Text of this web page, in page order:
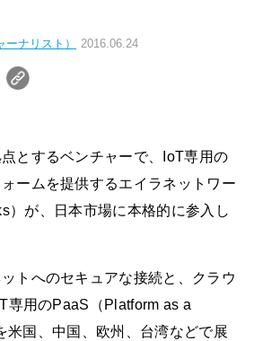
ナリスト） 2016.06.24
とするベンチャーで、IoT専用の
ームを提供するエイラネットワー
）が、日本市場に本格的に参入し
トへのセキュアな接続と、クラウ
専用のPaaS（Platform as a
米国、中国、欧州、台湾などで展